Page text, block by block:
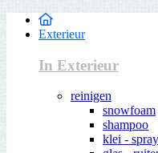
Exterieur
In Exterieur
reinigen
snowfoam
shampoo
klei - spray